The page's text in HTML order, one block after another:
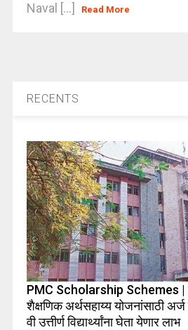
Naval [...]
Read More
RECENTS
PMC Scholarship Schemes |
शैक्षणिक अर्थसहाय्य योजनांसाठी
वी उत्तीर्ण विद्यार्थ्यांना घेता येणार लाभ